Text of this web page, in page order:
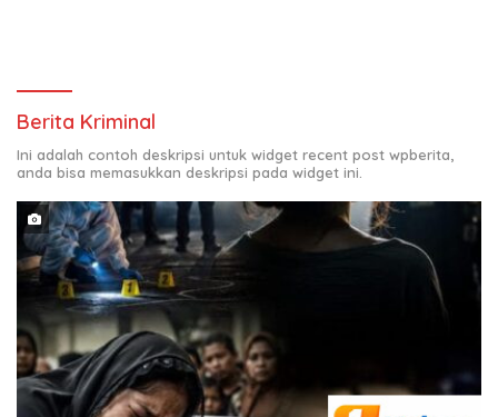
Berita Kriminal
Ini adalah contoh deskripsi untuk widget recent post wpberita,
anda bisa memasukkan deskripsi pada widget ini.